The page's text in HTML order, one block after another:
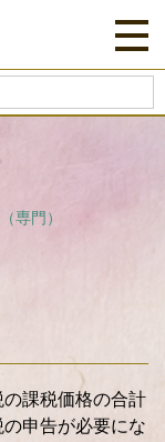
専門）
課税価格の合計
申告が必要にな